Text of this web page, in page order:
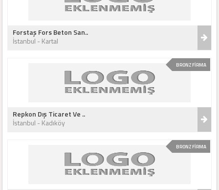
Forstaş Fors Beton San..
İstanbul - Kartal
BRONZ FİRMA
Repkon Dış Ticaret Ve ..
İstanbul - Kadıköy
BRONZ FİRMA